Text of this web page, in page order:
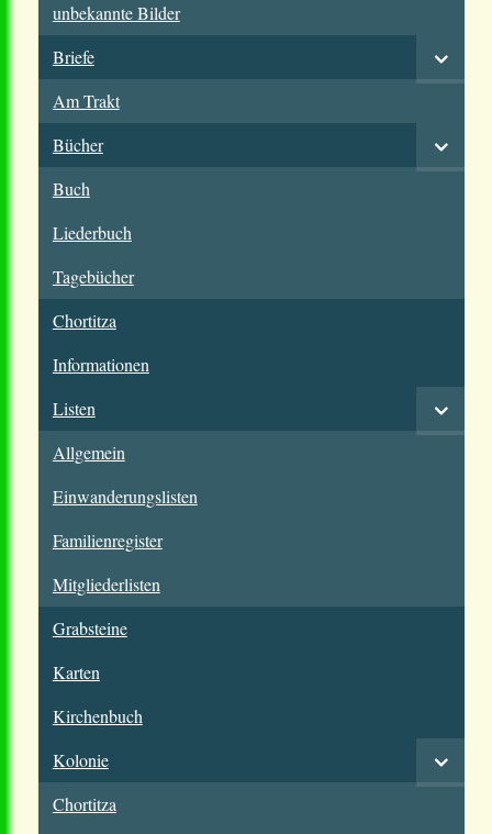
unbekannte Bilder
Briefe
Am Trakt
Bücher
Buch
Liederbuch
Tagebücher
Chortitza
Informationen
Listen
Allgemein
Einwanderungslisten
Familienregister
Mitgliederlisten
Grabsteine
Karten
Kirchenbuch
Kolonie
Chortitza